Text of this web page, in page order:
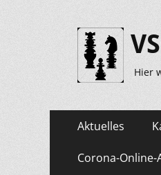
Hier
Primäres
Zum
Inhalt
springen
Aktuelles
Corona-